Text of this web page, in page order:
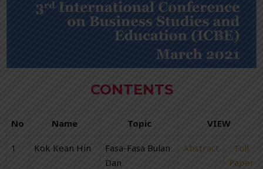
CONTENTS
No Name Topic VIEW
1 Kok Kean Hin
Fasa-Fasa Bulan
Dan
Abstract
Full
Paper